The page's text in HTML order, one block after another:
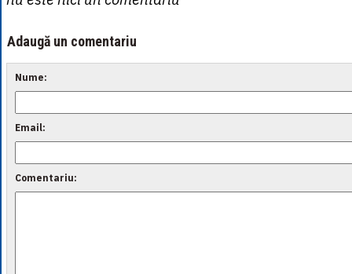
Adaugă un comentariu
Nume:
Email:
Comentariu: